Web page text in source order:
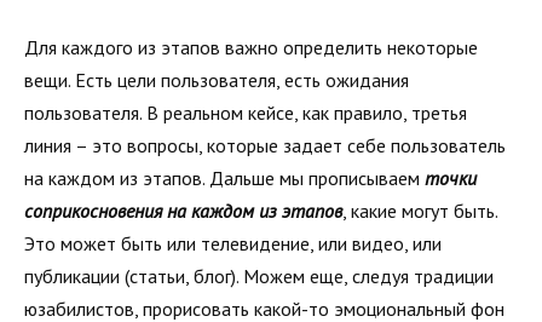
Для каждого из этапов важно определить некоторые
вещи. Есть цели пользователя, есть ожидания
пользователя. В реальном кейсе, как правило, третья
линия – это вопросы, которые задает себе пользователь
на каждом из этапов. Дальше мы прописываем точки
соприкосновения на каждом из этапов, какие могут быть.
Это может быть или телевидение, или видео, или
публикации (статьи, блог). Можем еще, следуя традиции
юзабилистов, прорисовать какой-то эмоциональный фон